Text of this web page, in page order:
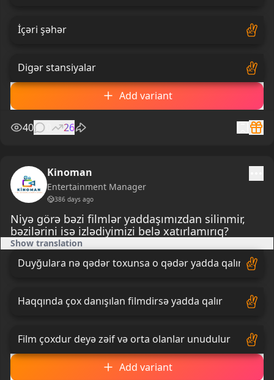
İçəri şəhər
Digər stansiyalar
Add variant
40 26
Kinoman
Entertainment Manager
386 days ago
Niyə görə bəzi filmlər yaddaşımızdan silinmir,
bəzilərini isə izlədiyimizi belə xatırlamırıq?
Show translation
Duyğulara nə qədər toxunsa o qədər yadda qalır
Haqqında çox danışılan filmdirsə yadda qalır
Film çoxdur deyə zəif və orta olanlar unudulur
Add variant